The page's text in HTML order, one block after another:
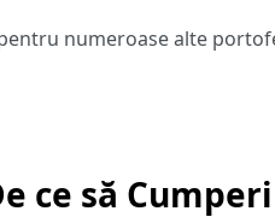
numeroase alte
ce să